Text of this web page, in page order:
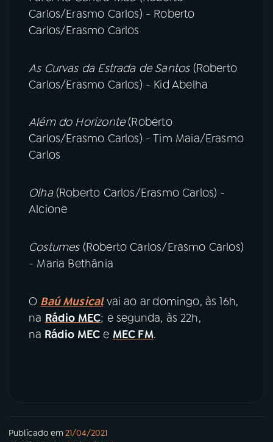
Carlos/Erasmo Carlos) - Roberto
Carlos/Erasmo Carlos
As Curvas da Estrada de Santos(Roberto
Carlos/Erasmo Carlos) - Kid Abelha
Além do Horizonte(Roberto
Carlos/Erasmo Carlos) - Tim Maia/Erasmo
Carlos
Olha(Roberto Carlos/Erasmo Carlos) -
Alcione
Costumes(Roberto Carlos/Erasmo Carlos)
- Maria Bethânia
O Baú Musicalvai ao ar domingo, às 16h,
na Rádio MEC; e segunda, às 22h,
na Rádio MEC e MEC FM.
Publicado em21/04/2021